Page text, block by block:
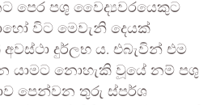
පෙර පශු වෛද්‍යවරයෙකුට
විට මෙවැනි දෙයක්
දුර්ලභ ය. එබැවින් එම
යාමට නොහැකි වූයේ නම් පශු
පෙන්වන තුරු ස්පර්ශ